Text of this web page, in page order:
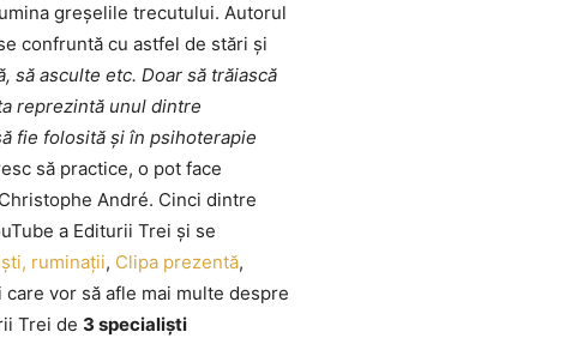
greșelile trecutului. Autorul
confruntă cu astfel de stări și
să asculte etc. Doar să trăiască
reprezintă unul dintre
fie folosită și în psihoterapie
să practice, o pot face
André. Cinci dintre
a Editurii Trei și se
ruminații, Clipa prezentă,
care vor să afle mai multe despre
Trei de 3 specialiști